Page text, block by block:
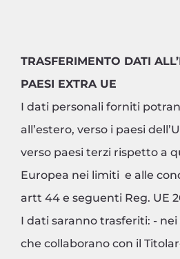
TRASFERIMENTO DATI
PAESI EXTRA UE
I dati personali forniti
all’estero, verso i paesi
verso paesi terzi rispetto a
Europea nei limiti e alle
artt 44 e seguenti Reg. UE
I dati saranno trasferiti: -
che collaborano con il